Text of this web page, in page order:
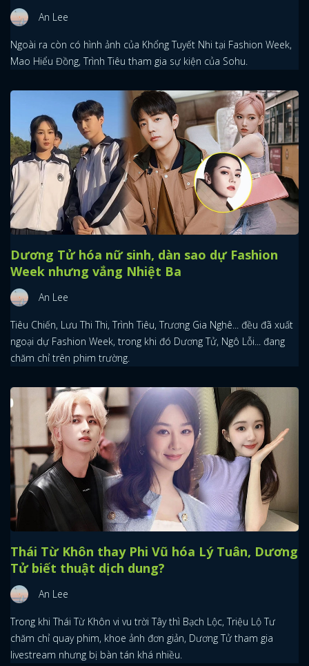
An Lee
Ngoài ra còn có hình ảnh của Khổng Tuyết Nhi tại Fashion Week,
Mao Hiểu Đồng, Trình Tiêu tham gia sự kiện của Sohu.
Dương Tử hóa nữ sinh, dàn sao dự Fashion
Week nhưng vắng Nhiệt Ba
An Lee
Tiêu Chiến, Lưu Thi Thi, Trình Tiêu, Trương Gia Nghê... đều đã xuất
ngoại dự Fashion Week, trong khi đó Dương Tử, Ngô Lỗi... đang
chăm chỉ trên phim trường.
Thái Từ Khôn thay Phi Vũ hóa Lý Tuân, Dương
Tử biết thuật dịch dung?
An Lee
Trong khi Thái Từ Khôn vi vu trời Tây thì Bạch Lộc, Triệu Lộ Tư
chăm chỉ quay phim, khoe ảnh đơn giản, Dương Tử tham gia
livestream nhưng bị bàn tán khá nhiều.